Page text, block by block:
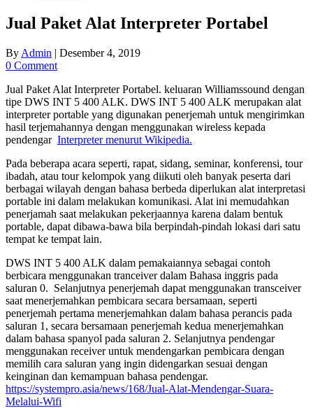
Jual Paket Alat Interpreter Portabel
By Admin | Desember 4, 2019
0 Comment
Jual Paket Alat Interpreter Portabel. keluaran Williamssound dengan
tipe DWS INT 5 400 ALK. DWS INT 5 400 ALK merupakan alat
interpreter portable yang digunakan penerjemah untuk mengirimkan
hasil terjemahannya dengan menggunakan wireless kepada
pendengar Interpreter menurut Wikipedia.
Pada beberapa acara seperti, rapat, sidang, seminar, konferensi, tour
ibadah, atau tour kelompok yang diikuti oleh banyak peserta dari
berbagai wilayah dengan bahasa berbeda diperlukan alat interpretasi
portable ini dalam melakukan komunikasi. Alat ini memudahkan
penerjamah saat melakukan pekerjaannya karena dalam bentuk
portable, dapat dibawa-bawa bila berpindah-pindah lokasi dari satu
tempat ke tempat lain.
DWS INT 5 400 ALK dalam pemakaiannya sebagai contoh
berbicara menggunakan tranceiver dalam Bahasa inggris pada
saluran 0. Selanjutnya penerjemah dapat menggunakan transceiver
saat menerjemahkan pembicara secara bersamaan, seperti
penerjemah pertama menerjemahkan dalam bahasa perancis pada
saluran 1, secara bersamaan penerjemah kedua menerjemahkan
dalam bahasa spanyol pada saluran 2. Selanjutnya pendengar
menggunakan receiver untuk mendengarkan pembicara dengan
memilih cara saluran yang ingin didengarkan sesuai dengan
keinginan dan kemampuan bahasa pendengar.
https://systempro.asia/news/168/Jual-Alat-Mendengar-Suara-
Melalui-Wifi